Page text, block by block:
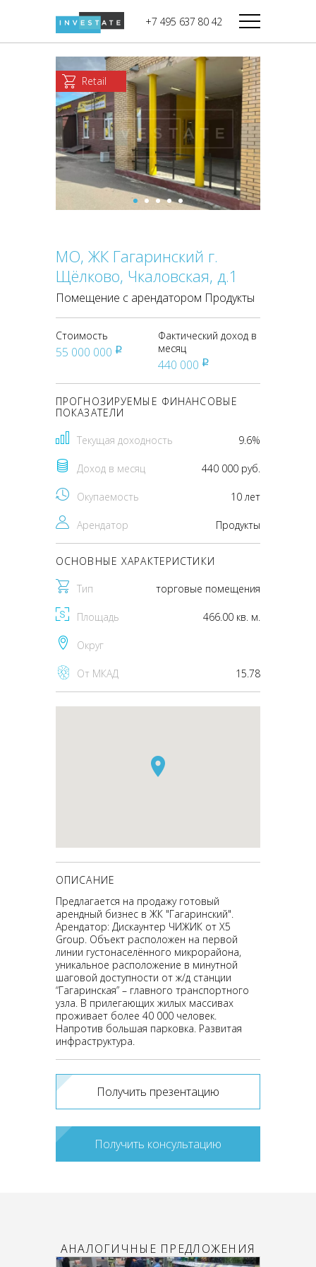
+7 495 637 80 42
Дикси
Верный
Мираторг
Магнолия
В башне
Башня Федерация-II
Запад
Башня Федерация-I
Восток
Город Столиц,
Северный блок
Город Столиц,
Южный блок
Retail
МО, ЖК Гагаринский г.
Щёлково, Чкаловская, д.1
Помещение с арендатором Продукты
Стоимость
55 000 000 pуб
Фактический доход в
месяц
440 000 pуб
ПРОГНОЗИРУЕМЫЕ ФИНАНСОВЫЕ
ПОКАЗАТЕЛИ
Текущая доходность 9.6%
Доход в месяц 440 000 руб.
Окупаемость 10 лет
Арендатор Продукты
ОСНОВНЫЕ ХАРАКТЕРИСТИКИ
Тип торговые помещения
Площадь 466.00 кв. м.
Округ
От МКАД 15.78
ОПИСАНИЕ
Предлагается на продажу готовый
арендный бизнес в ЖК "Гагаринский".
Арендатор: Дискаунтер ЧИЖИК от Х5
Group. Объект расположен на первой
линии густонаселённого микрорайона,
уникальное расположение в минутной
шаговой доступности от ж/д станции
“Гагаринская” – главного транспортного
узла. В прилегающих жилых массивах
проживает более 40 000 человек.
Напротив большая парковка. Развитая
инфраструктура.
Получить презентацию
Получить консультацию
АНАЛОГИЧНЫЕ ПРЕДЛОЖЕНИЯ